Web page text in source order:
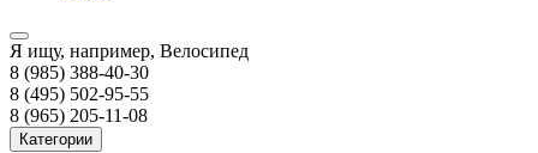
Я ищу, например, Велосипед
8 (985) 388-40-30
8 (495) 502-95-55
8 (965) 205-11-08
Категории